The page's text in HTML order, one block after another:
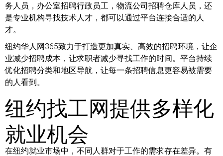
务人员，办公室招聘行政员工，物流公司招聘仓库人员，还
是专业机构寻找技术人才，都可以通过平台连接合适的人
才。
纽约华人网365致力于打造更加真实、高效的招聘环境，让企
业减少招聘成本，让求职者减少寻找工作的时间。平台持续
优化招聘分类和地区导航，让每一条招聘信息更容易被需要
的人看到。
纽约找工网提供多样化
就业机会
在纽约就业市场中，不同人群对于工作的需求存在差异。有